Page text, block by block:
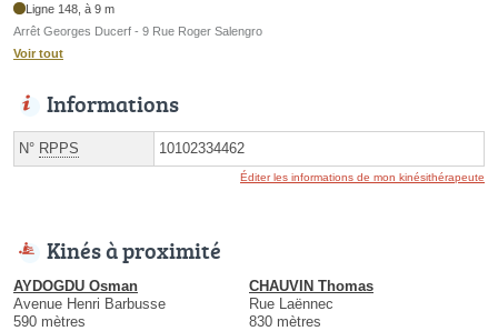
Ligne 148, à 9 m
Arrêt Georges Ducerf - 9 Rue Roger Salengro
Voir tout
Informations
N° RPPS 10102334462
Éditer les informations de mon kinésithérapeute
Kinés à proximité
AYDOGDU Osman
Avenue Henri Barbusse
590 mètres
CHAUVIN Thomas
Rue Laënnec
830 mètres